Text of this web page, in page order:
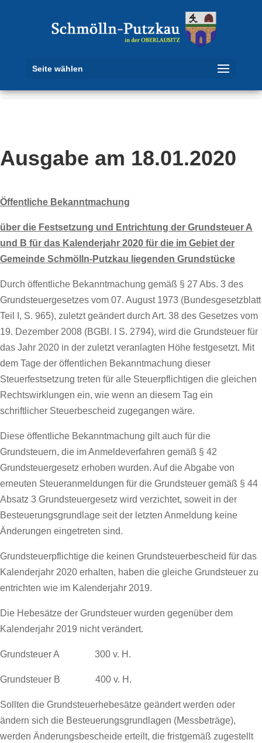
Seite wählen
Ausgabe am 18.01.2020
Öffentliche Bekanntmachung
über die Festsetzung und Entrichtung der Grundsteuer A
und B für das Kalenderjahr 2020 für die im Gebiet der
Gemeinde Schmölln-Putzkau liegenden Grundstücke
Durch öffentliche Bekanntmachung gemäß § 27 Abs. 3 des
Grundsteuergesetzes vom 07. August 1973 (Bundesgesetzblatt
Teil I, S. 965), zuletzt geändert durch Art. 38 des Gesetzes vom
19. Dezember 2008 (BGBl. I S. 2794), wird die Grundsteuer für
das Jahr 2020 in der zuletzt veranlagten Höhe festgesetzt. Mit
dem Tage der öffentlichen Bekanntmachung dieser
Steuerfestsetzung treten für alle Steuerpflichtigen die gleichen
Rechtswirklungen ein, wie wenn an diesem Tag ein
schriftlicher Steuerbescheid zugegangen wäre.
Diese öffentliche Bekanntmachung gilt auch für die
Grundsteuern, die im Anmeldeverfahren gemäß § 42
Grundsteuergesetz erhoben wurden. Auf die Abgabe von
erneuten Steueranmeldungen für die Grundsteuer gemäß § 44
Absatz 3 Grundsteuergesetz wird verzichtet, soweit in der
Besteuerungsgrundlage seit der letzten Anmeldung keine
Änderungen eingetreten sind.
Grundsteuerpflichtige die keinen Grundsteuerbescheid für das
Kalenderjahr 2020 erhalten, haben die gleiche Grundsteuer zu
entrichten wie im Kalenderjahr 2019.
Die Hebesätze der Grundsteuer wurden gegenüber dem
Kalenderjahr 2019 nicht verändert.
Grundsteuer A 300 v. H.
Grundsteuer B 400 v. H.
Sollten die Grundsteuerhebesätze geändert werden oder
ändern sich die Besteuerungsgrundlagen (Messbeträge),
werden Änderungsbescheide erteilt, die fristgemäß zugestellt